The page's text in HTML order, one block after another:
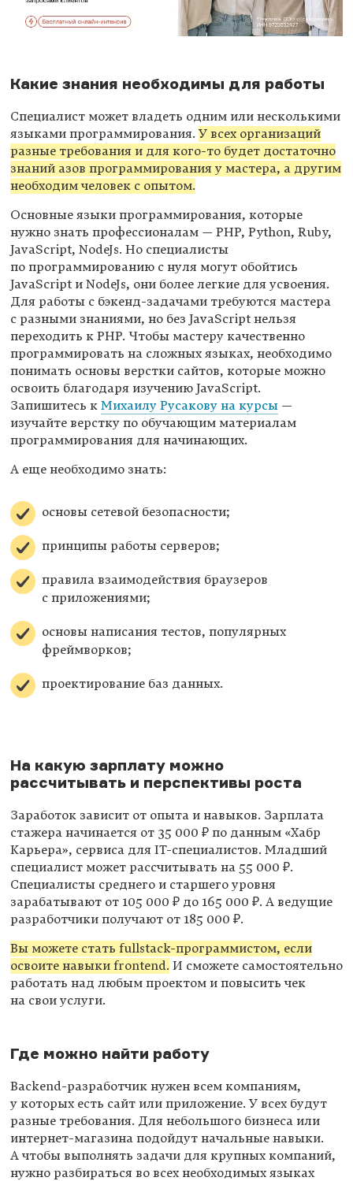
Какие знания необходимы для работы
Специалист может владеть одним или несколькими
языками программирования. У всех организаций
разные требования и для кого-то будет достаточно
знаний азов программирования у мастера, а другим
необходим человек с опытом.
Основные языки программирования, которые
нужно знать профессионалам — PHP, Python, Ruby,
JavaScript, NodeJs. Но специалисты
по программированию с нуля могут обойтись
JavaScript и NodeJs, они более легкие для усвоения.
Для работы с бэкенд-задачами требуются мастера
с разными знаниями, но без JavaScript нельзя
переходить к PHP. Чтобы мастеру качественно
программировать на сложных языках, необходимо
понимать основы верстки сайтов, которые можно
освоить благодаря изучению JavaScript.
Запишитесь к Михаилу Русакову на курсы —
изучайте верстку по обучающим материалам
программирования для начинающих.
А еще необходимо знать:
основы сетевой безопасности;
принципы работы серверов;
правила взаимодействия браузеров
с приложениями;
основы написания тестов, популярных
фреймворков;
проектирование баз данных.
На какую зарплату можно
рассчитывать и перспективы роста
Заработок зависит от опыта и навыков. Зарплата
стажера начинается от 35 000 ₽ по данным «Хабр
Карьера», сервиса для IT-специалистов. Младший
специалист может рассчитывать на 55 000 ₽.
Специалисты среднего и старшего уровня
зарабатывают от 105 000 ₽ до 165 000 ₽. А ведущие
разработчики получают от 185 000 ₽.
Вы можете стать fullstack-программистом, если
освоите навыки frontend. И сможете самостоятельно
работать над любым проектом и повысить чек
на свои услуги.
Где можно найти работу
Backend-разработчик нужен всем компаниям,
у которых есть сайт или приложение. У всех будут
разные требования. Для небольшого бизнеса или
интернет-магазина подойдут начальные навыки.
А чтобы выполнять задачи для крупных компаний,
нужно разбираться во всех необходимых языках